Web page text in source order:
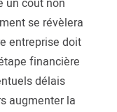
un coût non
se révèlera
entreprise doit
financière
délais
augmenter la